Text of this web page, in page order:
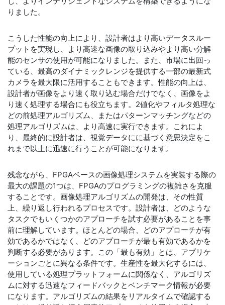
りました。
こうした性能の向上により、設計者はより高いデータスルー
プットを実現し、より高速な画像の取り込みやより高い分解
能のセンサの使用が可能になりました。また、市場に出回っ
ている、最高のダイナミックレンジを提供する一部の最新式
カメラを最大限に活用することもできます。性能の向上は、
設計者が画像をより速く取り込む場合だけでなく、画像をよ
り速く処理する場合にも役立ちます。2値化やフィルタ処理な
どの前処理アルゴリズム、またはパターンマッチングなどの
処理アルゴリズムは、より高速に実行できます。これによ
り、最終的に設計者は、視覚データにに基づく意思決定をこ
れまで以上に迅速に行うことが可能になります。
残念ながら、FPGAベースの画像処理システムを実装する際の
最大の課題の1つは、FPGAのプログラミングの複雑さを克服
することです。画像処理アルゴリズムの開発は、その性質
上、繰り返し行われるプロセスです。設計者は、どのような
タスクでもいくつかのアプローチを試す必要があることを事
前に理解しています。ほとんどの場合、どのアプローチが有
効であるかではなく、どのアプローチが最も有効であるかを
判断する必要があります。この「最も有効」とは、アプリケ
ーションごとに異なる条件です。生産性を最大化するには、
使用している処理プラットフォームに関係なく、アルゴリズ
ムに対する迅速なフィードバックとベンチマーク情報が必要
になります。アルゴリズムの結果をリアルタイムで確認する